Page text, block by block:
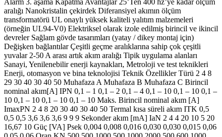
Alarm 3. aşama Kapatma Avantajlar 25’Ten 400 hz’ye kadar ölçüm
aralığı Nanokristalin çekirdek Diferansiyel akımın ölçüm
transformatörü UL onaylı yüksek kaliteli yalıtım malzemeleri
(örneğin UL94-V0) Elektriksel olarak izole edilmiş birincil ve ikincil
devreler Sağlam gövde tasarımları (yatay / dikey montaj için)
Değişken bağlantılar Çeşitli geçme aralıklarına sahip çok çeşitli
yuvalar 2-50 A arası artık akım aralığı Tipik uygulama alanları
Sanayi, Yenilenebilir enerji kaynakları, Metroloji ve test teknikleri
Enerji, otomasyon ve bina teknolojisi Teknik Özellikler Türü 2 4 8
29 30 40 30 40 50 Muhafaza A Muhafaza B Muhafaza C Birincil
nominal akım[A] IPN 0,1 – 1 0,1 – 2 0,1 – 4 0,1 – 10 0,1 – 10 0,1 –
10 0,1 – 10 0,1 – 10 0,1 – 10 Maks. Birincil nominal akım [A]
ImaxPN 2 4 8 20 30 40 30 40 50 Termal kısa süreli akım ITK 0,5
0,5 0,5 3,6 3,6 3,6 9 9 9 Sekonder akım [mA] IaN 2 4 4 20 10 5 20
16,67 10 Güç [VA] Psek 0,004 0,008 0,016 0,030 0,030 0,015 0,06